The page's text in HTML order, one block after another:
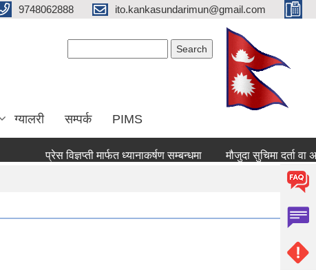
9748062888 ito.kankasundarimun@gmail.com
ग्यालरी सम्पर्क PIMS
प्रेस विज्ञप्ती मार्फत ध्यानाकर्षण सम्बन्धमा मौजुदा सुचिमा दर्ता वा